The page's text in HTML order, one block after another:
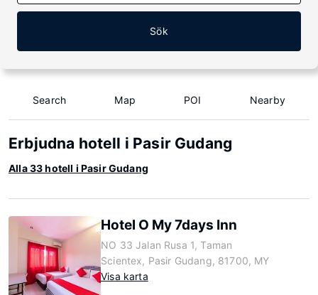
Sök
Search Map POI Nearby
Erbjudna hotell i Pasir Gudang
Alla 33 hotell i Pasir Gudang
Hotel O My 7days Inn
NO 33 Jalan Rusa 1, Taman
Scientex, Pasir Gudang, 81700, MY
Visa karta